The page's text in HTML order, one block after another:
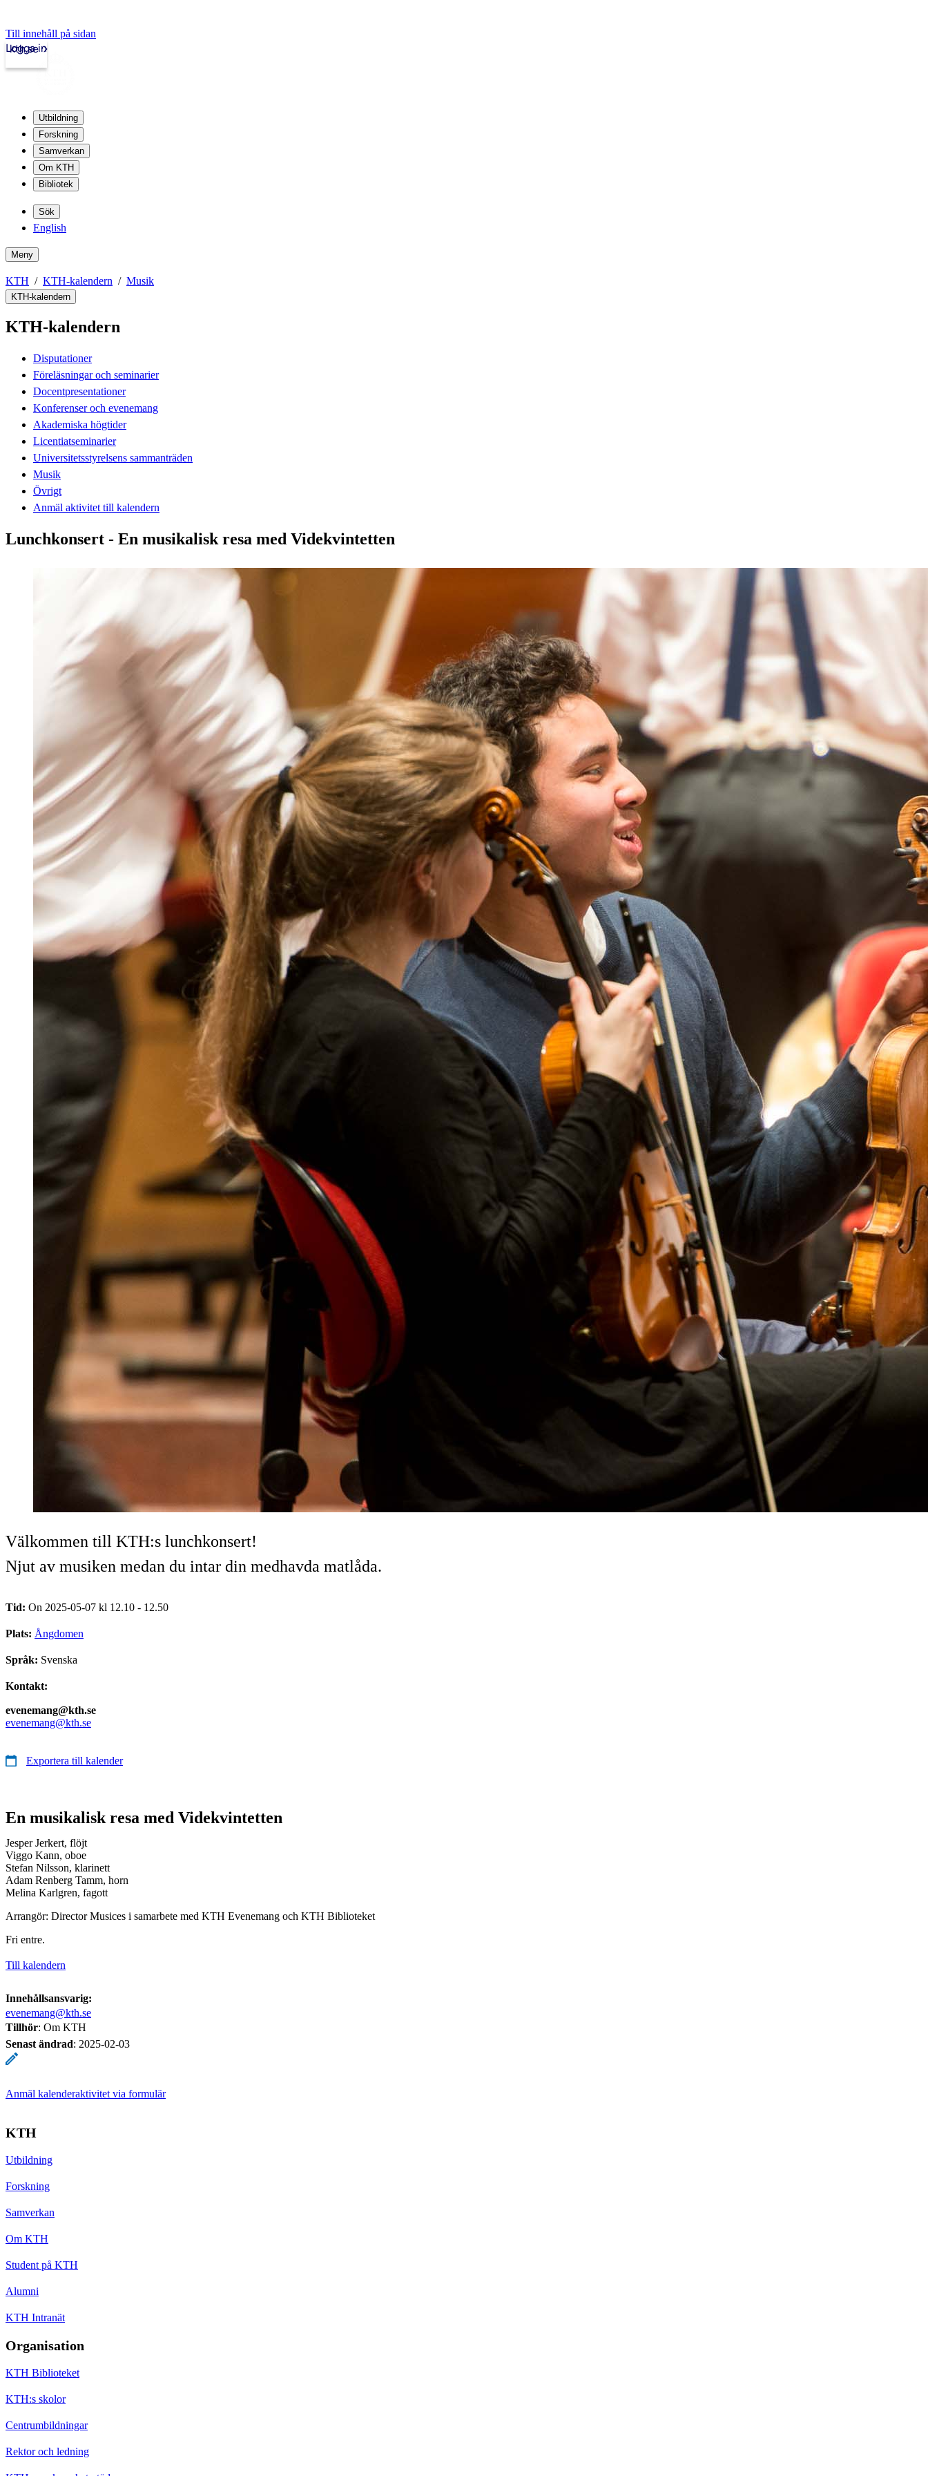
Till innehåll på sidan
kth.se
Logga in
Utbildning
Forskning
Samverkan
Om KTH
Bibliotek
Sök
English
Meny
KTH KTH-kalendern Musik
KTH-kalendern
KTH-kalendern
Disputationer
Föreläsningar och seminarier
Docentpresentationer
Konferenser och evenemang
Akademiska högtider
Licentiatseminarier
Universitetsstyrelsens sammanträden
Musik
Övrigt
Anmäl aktivitet till kalendern
Lunchkonsert - En musikalisk resa med Videkvintetten
Välkommen till KTH:s lunchkonsert!
Njut av musiken medan du intar din medhavda matlåda.
Tid: On 2025-05-07 kl 12.10 - 12.50
Plats: Ångdomen
Språk: Svenska
Kontakt:
evenemang@kth.se
evenemang@kth.se
Exportera till kalender
En musikalisk resa med Videkvintetten
Jesper Jerkert, flöjt
Viggo Kann, oboe
Stefan Nilsson, klarinett
Adam Renberg Tamm, horn
Melina Karlgren, fagott
Arrangör: Director Musices i samarbete med KTH Evenemang och KTH Biblioteket
Fri entre.
Till kalendern
Innehållsansvarig:
evenemang@kth.se
Tillhör: Om KTH
Senast ändrad: 2025-02-03
Anmäl kalenderaktivitet via formulär
KTH
Utbildning
Forskning
Samverkan
Om KTH
Student på KTH
Alumni
KTH Intranät
Organisation
KTH Biblioteket
KTH:s skolor
Centrumbildningar
Rektor och ledning